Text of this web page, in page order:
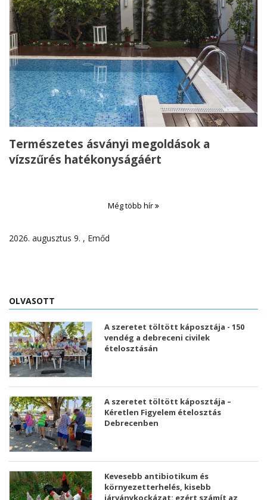
Természetes ásványi megoldások a
vízszűrés hatékonyságáért
Még több hír
2026. augusztus 9. , Emőd
OLVASOTT
A szeretet töltött káposztája - 150
vendég a debreceni civilek
ételosztásán
A szeretet töltött káposztája –
Kéretlen Figyelem ételosztás
Debrecenben
Kevesebb antibiotikum és
környezetterhelés, kisebb
járványkockázat: ezért számít az